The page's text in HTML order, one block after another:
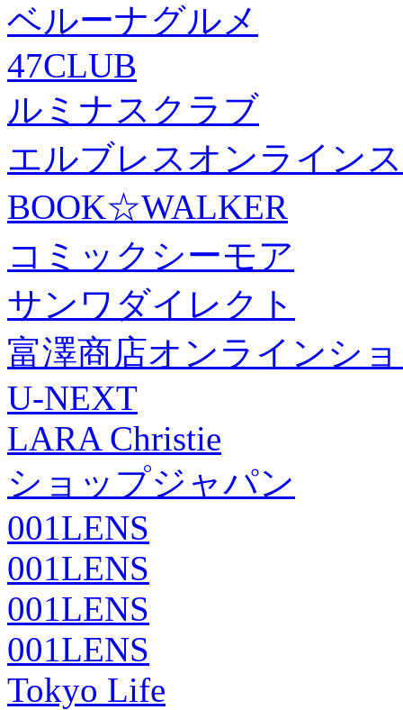
ベルーナグルメ
47CLUB
ルミナスクラブ
エルブレスオンライン
BOOK☆WALKER
コミックシーモア
サンワダイレクト
富澤商店オンラインシ
U-NEXT
LARA Christie
ショップジャパン
001LENS
001LENS
001LENS
001LENS
Tokyo Life